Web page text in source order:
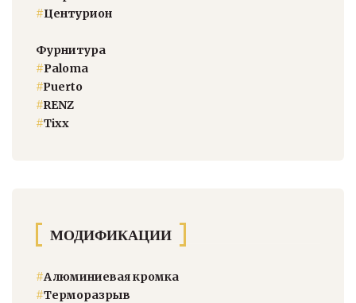
#Центурион
Фурнитура
#Paloma
#Puerto
#RENZ
#Тixx
МОДИФИКАЦИИ
#Алюминиевая кромка
#Терморазрыв